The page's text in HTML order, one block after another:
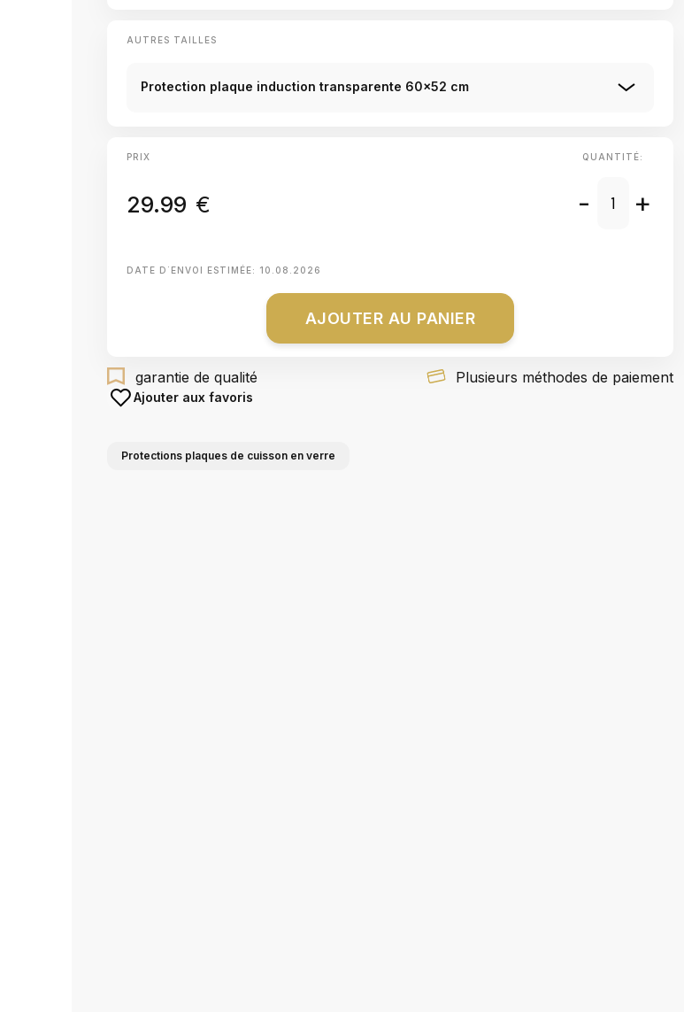
AUTRES TAILLES
Protection plaque induction transparente 60x52 cm
PRIX
29.99 €
QUANTITÉ:
- +
DATE D΄ENVOI ESTIMÉE: 10.08.2026
AJOUTER AU PANIER
garantie de qualité Plusieurs méthodes de paiement
Ajouter aux favoris
Protections plaques de cuisson en verre